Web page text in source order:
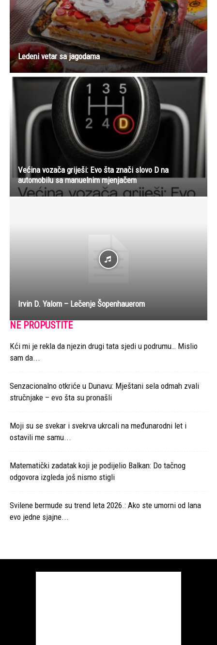
Ledeni vetar sa jagodama
Većina vozača griješi: Evo šta znači slovo D na
automobilu sa manuelnim mjenjačem
Irvin D. Yalom – Lečenje Šopenhauerom
NE PROPUSTITE
Kći mi je rekla da njezin drugi tata sjedi u podrumu… Mislio
sam da...
Senzacionalno otkriće u Dunavu: Mještani sela odmah zvali
stručnjake – evo šta su pronašli
Moji su se svekar i svekrva ukrcali na međunarodni let i
ostavili me samu...
Matematički zadatak koji je podijelio Balkan: Do tačnog
odgovora izgleda još nismo stigli
Svilene bermude su trend leta 2026.: Ako ste umorni od lana
evo jedne sjajne...